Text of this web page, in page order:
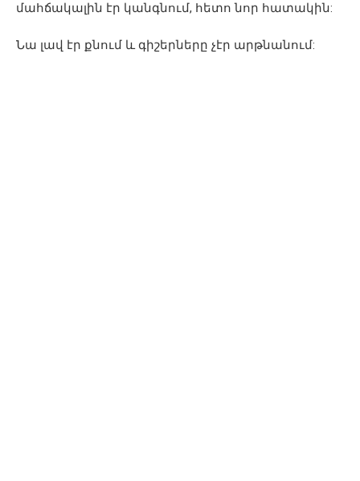
մահճակալին էր կանգնում, հետո նոր հատակին:
Նա լավ էր քնում և գիշերները չէր արթնանում: